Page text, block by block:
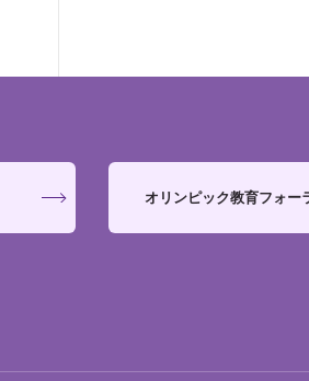
オリンピック教育フォー